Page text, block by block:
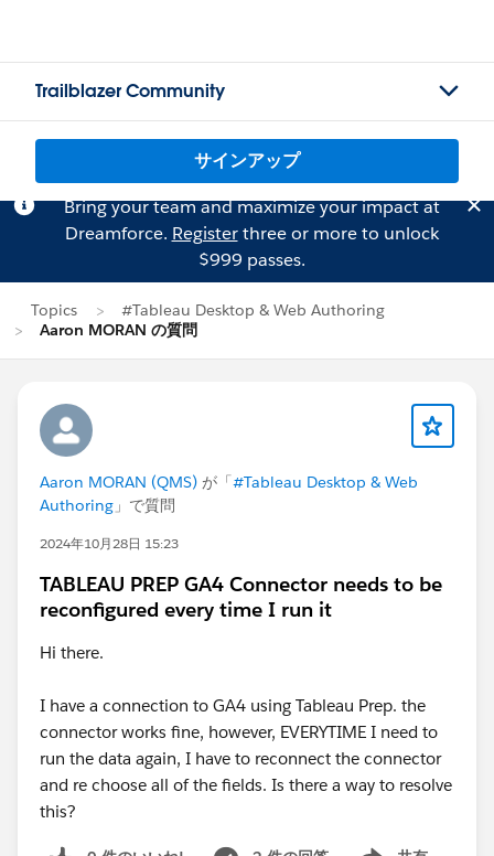
Trailblazer Community
サインアップ
Bring your team and maximize your impact at
Dreamforce. Registerthree or more to unlock
$999 passes.
Topics
#Tableau Desktop & Web Authoring
Aaron MORAN の質問
Aaron MORAN (QMS) が「#Tableau Desktop & Web
Authoring 」で質問
2024年10月28日 15:23
TABLEAU PREP GA4 Connector needs to be
reconfigured every time I run it
Hi there.
I have a connection to GA4 using Tableau Prep. the
connector works fine, however, EVERYTIME I need to
run the data again, I have to reconnect the connector
and re choose all of the fields. Is there a way to resolve
this?